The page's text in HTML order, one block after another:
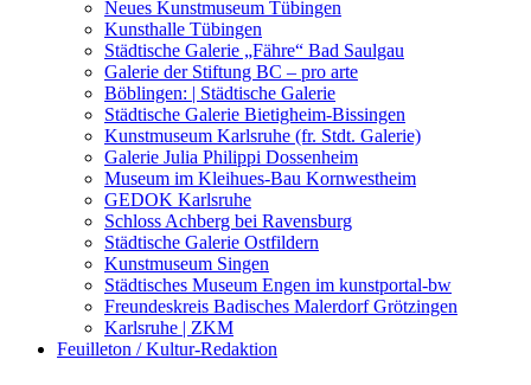
Kunstwettbewerbe, Ausschreibungen für Künstler
Neues Kunstmuseum Tübingen
Kunsthalle Tübingen
Städtische Galerie „Fähre“ Bad Saulgau
Galerie der Stiftung BC – pro arte
Böblingen: | Städtische Galerie
Städtische Galerie Bietigheim-Bissingen
Kunstmuseum Karlsruhe (fr. Stdt. Galerie)
Galerie Julia Philippi Dossenheim
Museum im Kleihues-Bau Kornwestheim
GEDOK Karlsruhe
Schloss Achberg bei Ravensburg
Städtische Galerie Ostfildern
Kunstmuseum Singen
Städtisches Museum Engen im kunstportal-bw
Freundeskreis Badisches Malerdorf Grötzingen
Karlsruhe | ZKM
Feuilleton / Kultur-Redaktion